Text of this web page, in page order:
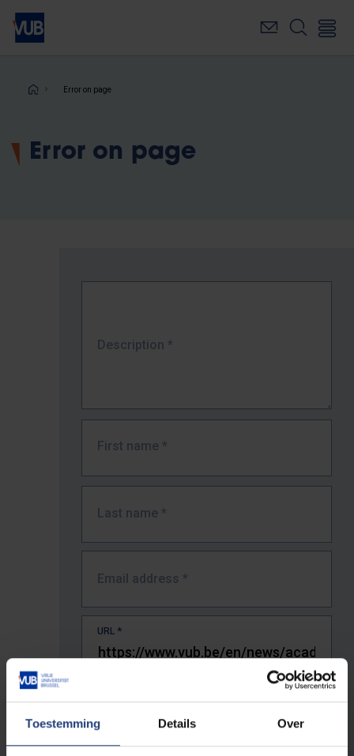
Toestemming Details Over
Skip
main
Breadcrumb
Error on page
Error on page
Description *
First name *
Last name *
Email address *
URL *
The full URL of the page where you encountered the error.